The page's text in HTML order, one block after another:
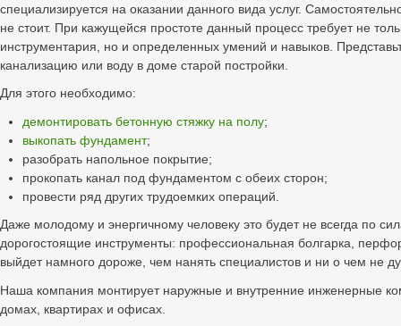
специализируется на оказании данного вида услуг.
не стоит. При кажущейся простоте данный процесс требует не
инструментария, но и определенных умений и навыков.
канализацию или воду в доме старой постройки.
Для этого необходимо:
демонтировать бетонную стяжку на полу;
выкопать фундамент;
разобрать напольное покрытие;
прокопать канал под фундаментом с обеих сторон;
провести ряд других трудоемких операций.
Даже молодому и энергичному человеку это будет не всегда по
дорогостоящие инструменты: профессиональная болгарка,
выйдет намного дороже, чем нанять специалистов и ни о чем не
Наша компания монтирует наружные и внутренние инженерные
домах, квартирах и офисах.